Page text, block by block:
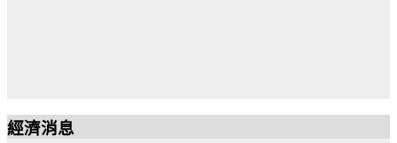
經濟消息